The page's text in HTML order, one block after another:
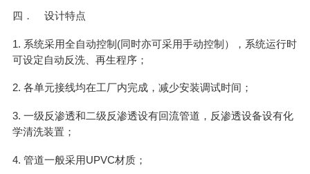
四． 设计特点
1. 系统采用全自动控制(同时亦可采用手动控制），系统运行时
可设定自动反洗、再生程序；
2. 各单元接线均在工厂内完成，减少安装调试时间；
3. 一级反渗透和二级反渗透设有回流管道，反渗透设备设有化
学清洗装置；
4. 管道一般采用UPVC材质；